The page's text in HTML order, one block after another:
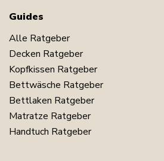
Guides
Alle Ratgeber
Decken Ratgeber
Kopfkissen Ratgeber
Bettwäsche Ratgeber
Bettlaken Ratgeber
Matratze Ratgeber
Handtuch Ratgeber